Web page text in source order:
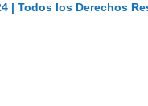
| Todos los Derechos